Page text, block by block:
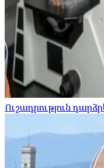
Ուշադրություն